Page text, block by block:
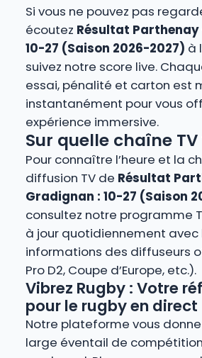
Si vous ne pouvez pas
écoutez Résultat
10-27 (Saison 2026-2027) à
suivez notre score live.
essai, pénalité et carton est
instantanément pour vous
expérience immersive.
Sur quelle chaîne TV
Pour connaître l’heure et la
diffusion TV de Résultat
Gradignan : 10-27 (Saison
consultez notre programme
à jour quotidiennement avec
informations des diffuseurs
Pro D2, Coupe d’Europe, etc.).
Vibrez Rugby : Votre
pour le rugby en direct
Notre plateforme vous
large éventail de